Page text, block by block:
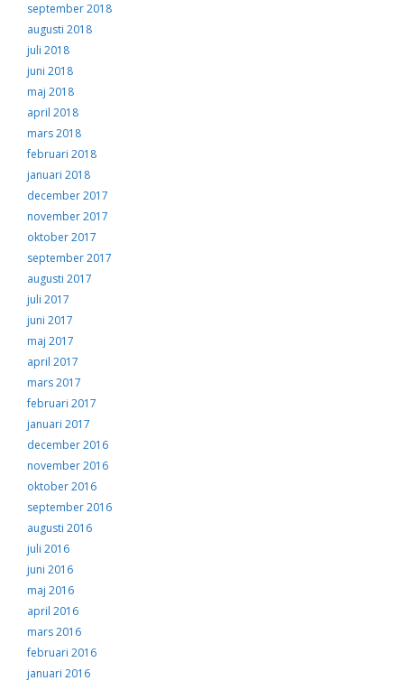
september 2018
augusti 2018
juli 2018
juni 2018
maj 2018
april 2018
mars 2018
februari 2018
januari 2018
december 2017
november 2017
oktober 2017
september 2017
augusti 2017
juli 2017
juni 2017
maj 2017
april 2017
mars 2017
februari 2017
januari 2017
december 2016
november 2016
oktober 2016
september 2016
augusti 2016
juli 2016
juni 2016
maj 2016
april 2016
mars 2016
februari 2016
januari 2016